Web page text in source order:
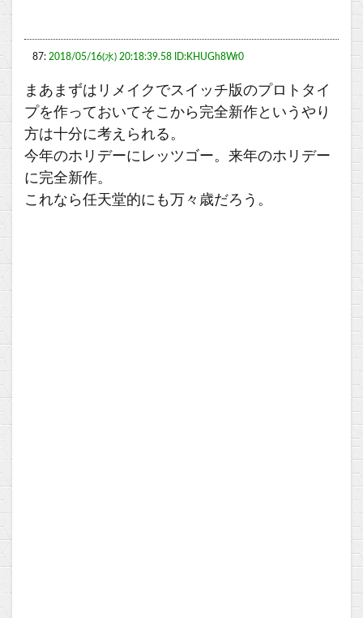
87: 2018/05/16(水) 20:18:39.58 ID:KHUGh8Wr0
まあまずはリメイクでスイッチ版のプロトタイ
プを作っておいてそこから完全新作というやり
方は十分に考えられる。
今年のホリデーにレッツゴー。来年のホリデー
に完全新作。
これなら任天堂的にも万々歳だろう。